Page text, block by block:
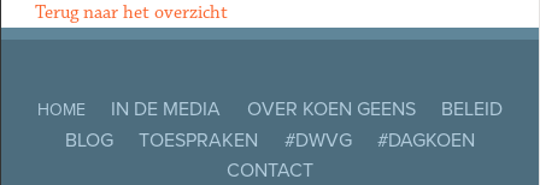
Terug naar het overzicht
HOME IN DE MEDIA OVER KOEN GEENS
BELEID
BLOG
TOESPRAKEN #DWVG
#DAGKOEN
CONTACT